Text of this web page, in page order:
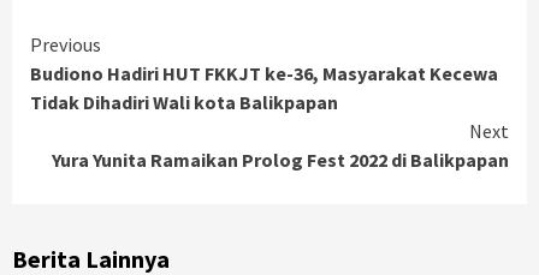
Continue
Reading
Previous
Budiono Hadiri HUT FKKJT ke-36, Masyarakat Kecewa
Tidak Dihadiri Wali kota Balikpapan
Next
Yura Yunita Ramaikan Prolog Fest 2022 di Balikpapan
Berita Lainnya